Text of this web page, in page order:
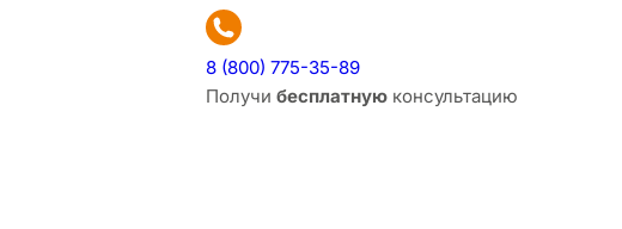
8 (800) 775-35-89
Получи бесплатную консультацию